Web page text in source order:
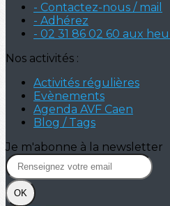
- Contactez-nous / mail
- Adhérez
- 02 31 86 02 60 aux
Nos activités :
Activités régulières
Evènements
Agenda AVF Caen
Blog / Tags
Je m'abonne à la newsletter
OK